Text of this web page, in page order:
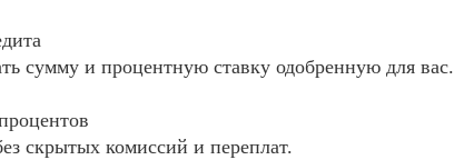
сумму и процентную ставку одобренную для вас.
скрытых комиссий и переплат.